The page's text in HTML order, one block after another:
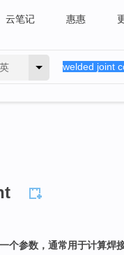
云笔记 惠惠
个参数，通常用于计算焊